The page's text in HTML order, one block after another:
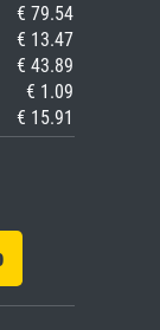
€ 79.54
€ 13.47
€ 43.89
€ 1.09
€ 15.91